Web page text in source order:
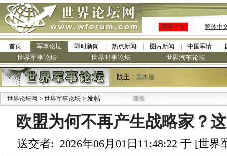
简体中文 繁体中
首页 军事论坛 即时新闻 热点新闻 图片新闻 中国军情
世界军事论坛 世界时事论坛 世界汽车论坛
版主： 黑木崖
世界论坛网 > 世界军事论坛 > 发帖
欧盟为何不再产生战略家？
送交者: 2026年06月01日11:48:22 于 [世